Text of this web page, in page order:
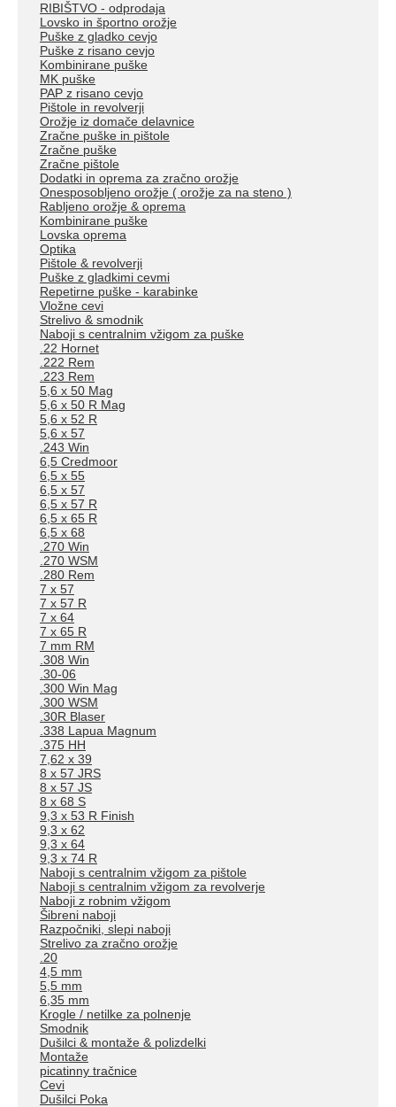
RIBIŠTVO - odprodaja
Lovsko in športno orožje
Puške z gladko cevjo
Puške z risano cevjo
Kombinirane puške
MK puške
PAP z risano cevjo
Pištole in revolverji
Orožje iz domače delavnice
Zračne puške in pištole
Zračne puške
Zračne pištole
Dodatki in oprema za zračno orožje
Onesposobljeno orožje ( orožje za na steno )
Rabljeno orožje & oprema
Kombinirane puške
Lovska oprema
Optika
Pištole & revolverji
Puške z gladkimi cevmi
Repetirne puške - karabinke
Vložne cevi
Strelivo & smodnik
Naboji s centralnim vžigom za puške
.22 Hornet
.222 Rem
.223 Rem
5,6 x 50 Mag
5,6 x 50 R Mag
5,6 x 52 R
5,6 x 57
.243 Win
6,5 Credmoor
6,5 x 55
6,5 x 57
6,5 x 57 R
6,5 x 65 R
6,5 x 68
.270 Win
.270 WSM
.280 Rem
7 x 57
7 x 57 R
7 x 64
7 x 65 R
7 mm RM
.308 Win
.30-06
.300 Win Mag
.300 WSM
.30R Blaser
.338 Lapua Magnum
.375 HH
7,62 x 39
8 x 57 JRS
8 x 57 JS
8 x 68 S
9,3 x 53 R Finish
9,3 x 62
9,3 x 64
9,3 x 74 R
Naboji s centralnim vžigom za pištole
Naboji s centralnim vžigom za revolverje
Naboji z robnim vžigom
Šibreni naboji
Razpočniki, slepi naboji
Strelivo za zračno orožje
.20
4,5 mm
5,5 mm
6,35 mm
Krogle / netilke za polnenje
Smodnik
Dušilci & montaže & polizdelki
Montaže
picatinny tračnice
Cevi
Dušilci Poka